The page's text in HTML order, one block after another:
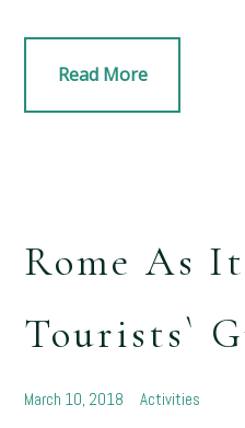
Read More
Rome As
Tourists`
March 10, 2018 Activities